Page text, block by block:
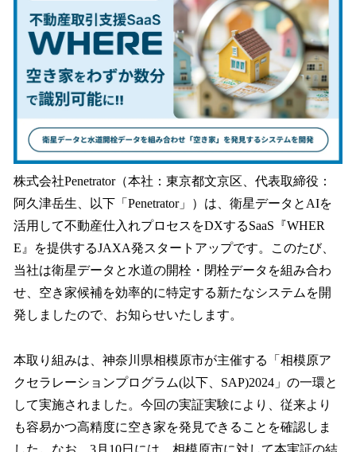
込
み
中
で
株式会社Penetrator（本社：東京都文京区、代表取締役：
阿久津岳生、以下「Penetrator」）は、衛星データとAIを
活用して不動産仕入れプロセスをDXするSaaS『WHER
E』を提供するJAXA発スタートアップです。このたび、
当社は衛星データと水道の開栓・閉栓データを組み合わ
せ、空き家候補を効率的に特定する新たなシステムを開
発しましたので、お知らせいたします。
本取り組みは、神奈川県相模原市が主催する「相模原ア
クセラレーションプログラム(以下、SAP)2024」の一環と
して実施されました。今回の実証実験により、従来より
も容易かつ高精度に空き家を発見できることを確認しま